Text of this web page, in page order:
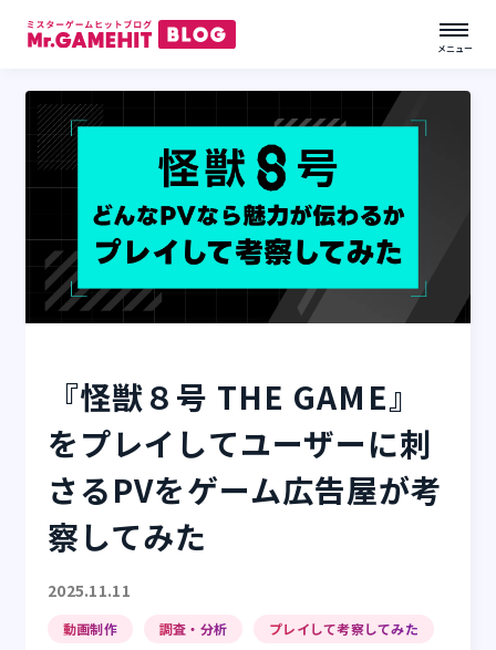
メニュー
『怪獣８号 THE GAME』
をプレイしてユーザーに刺
さるPVをゲーム広告屋が考
察してみた
2025.11.11
動画制作 調査・分析 プレイして考察してみた